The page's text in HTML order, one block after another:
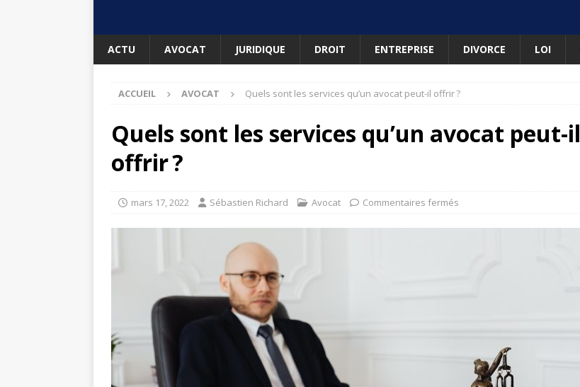
ACTU AVOCAT JURIDIQUE DROIT ENTREPRISE DIVORCE LOI
ACCUEIL AVOCAT Quels sont les services qu’un avocat peut-il offrir ?
Quels sont les services qu’un avocat peut-il
offrir ?
mars 17, 2022 Sébastien Richard Avocat Commentaires fermés